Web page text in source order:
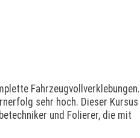
Fahrzeugvollverklebungen.
sehr hoch. Dieser Kursus
und Folierer, die mit